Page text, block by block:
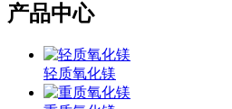
产品中心
轻质氧化镁